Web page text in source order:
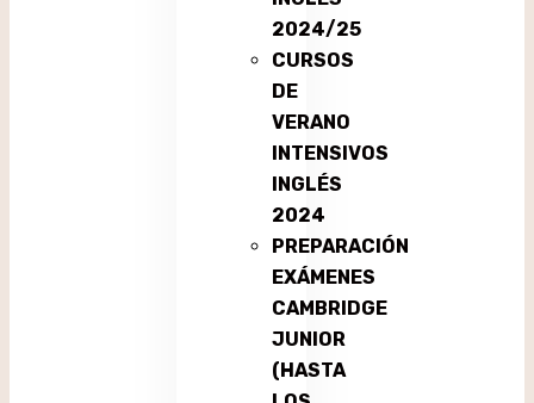
2024/25
CURSOS
DE
VERANO
INTENSIVOS
INGLÉS
2024
PREPARACIÓN
EXÁMENES
CAMBRIDGE
JUNIOR
(HASTA